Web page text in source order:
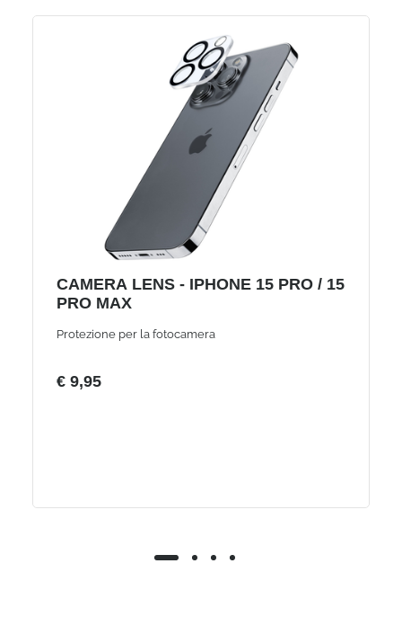
CAMERA LENS - IPHONE 15 PRO / 15
PRO MAX
Protezione per la fotocamera
€ 9,95